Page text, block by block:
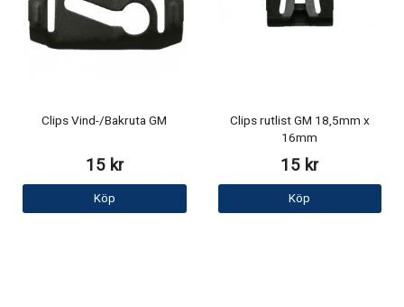
Clips Vind-/Bakruta GM
15 kr
Köp
Clips rutlist GM 18,5mm x
16mm
15 kr
Köp